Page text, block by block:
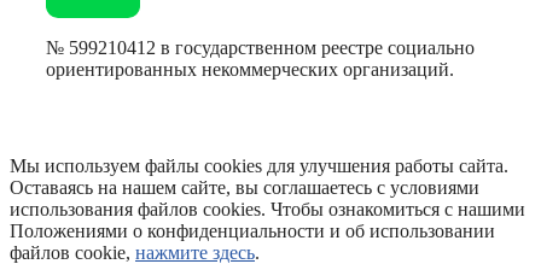
№ 599210412 в государственном реестре социально
ориентированных некоммерческих организаций.
Мы используем файлы cookies для улучшения работы сайта.
Оставаясь на нашем сайте, вы соглашаетесь с условиями
использования файлов cookies. Чтобы ознакомиться с нашими
Положениями о конфиденциальности и об использовании
файлов cookie, нажмите здесь.